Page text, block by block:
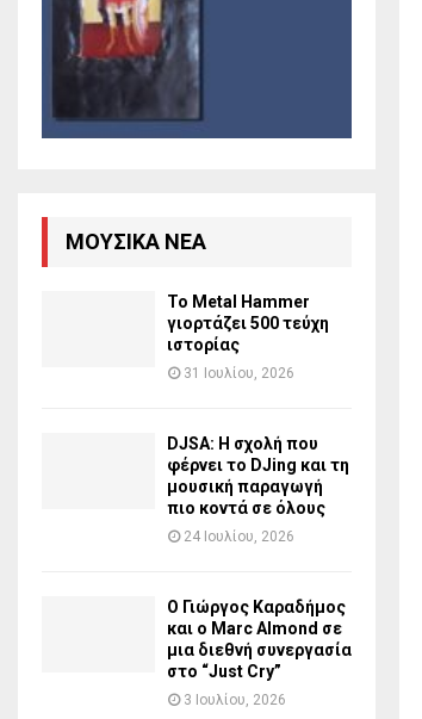
ΜΟΥΣΙΚΆ ΝΈΑ
Το Metal Hammer
γιορτάζει 500 τεύχη
ιστορίας
31 Ιουλίου, 2026
DJSA: Η σχολή που
φέρνει το DJing και τη
μουσική παραγωγή
πιο κοντά σε όλους
24 Ιουλίου, 2026
Ο Γιώργος Καραδήμος
και ο Marc Almond σε
μια διεθνή συνεργασία
στο “Just Cry”
3 Ιουλίου, 2026